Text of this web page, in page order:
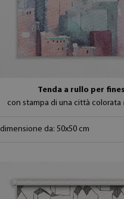
Tenda a rullo per
con stampa di una città colorata
dimensione da: 50x50 cm